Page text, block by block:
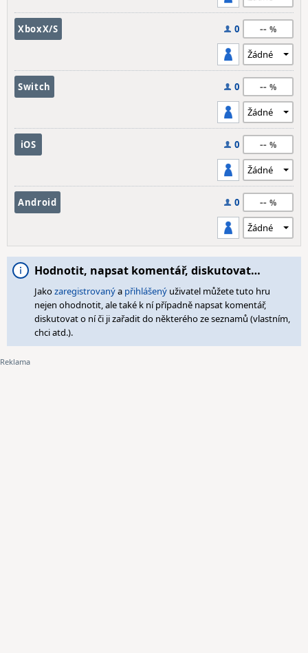
XboxX/S 0 --
Switch 0 --
iOS 0 --
Android 0 --
Hodnotit, napsat komentář, diskutovat…
Jakozaregistrovanýa přihlášený uživatel můžete tuto hru
nejen ohodnotit, ale také k ní případně napsat komentář,
diskutovat o ní či ji zařadit do některého ze seznamů (vlastním,
chci atd.).